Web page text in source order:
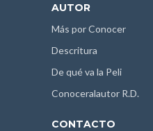
AUTOR
Más por Conocer
Descritura
De qué va la Peli
Conoceralautor R.D.
CONTACTO